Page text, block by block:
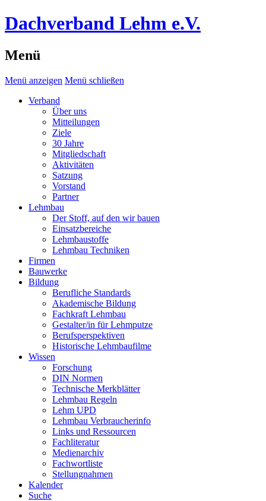
Dachverband Lehm e.V.
Menü
Menü anzeigen Menü schließen
Verband
Über uns
Mitteilungen
Ziele
30 Jahre
Mitgliedschaft
Aktivitäten
Satzung
Vorstand
Partner
Lehmbau
Der Stoff, auf den wir bauen
Einsatzbereiche
Lehmbaustoffe
Lehmbau Techniken
Firmen
Bauwerke
Bildung
Berufliche Standards
Akademische Bildung
Fachkraft Lehmbau
Gestalter/in für Lehmputze
Berufsperspektiven
Historische Lehmbaufilme
Wissen
Forschung
DIN Normen
Technische Merkblätter
Lehmbau Regeln
Lehm UPD
Lehmbau Verbraucherinfo
Links und Ressourcen
Fachliteratur
Medienarchiv
Fachwortliste
Stellungnahmen
Kalender
Suche